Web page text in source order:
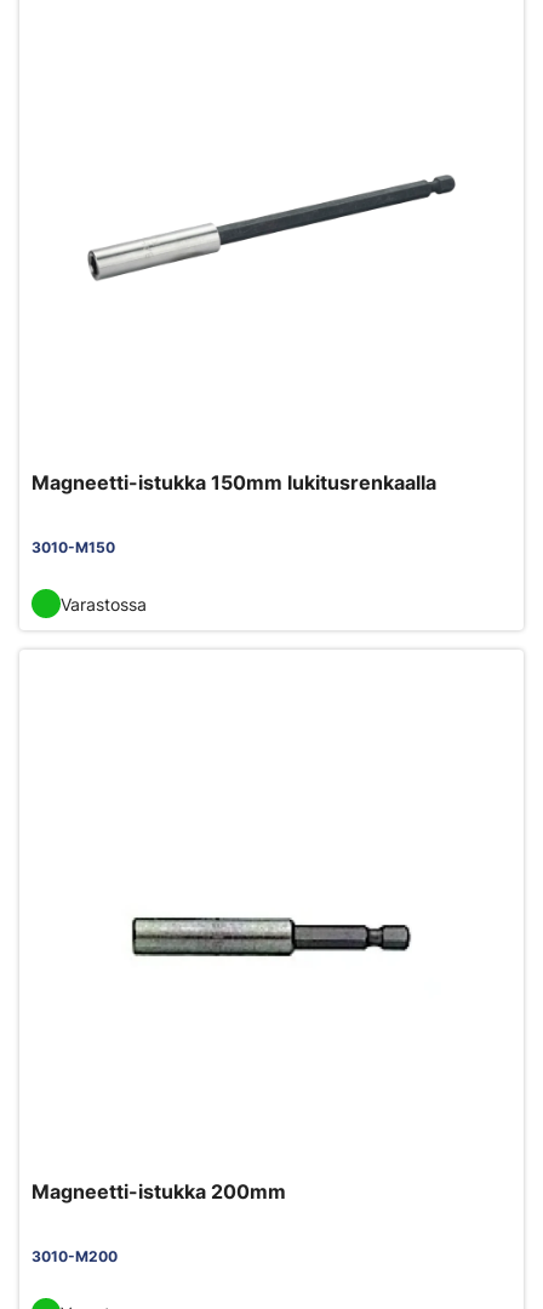
Magneetti-istukka 150mm lukitusrenkaalla
3010-M150
Varastossa
Magneetti-istukka 200mm
3010-M200